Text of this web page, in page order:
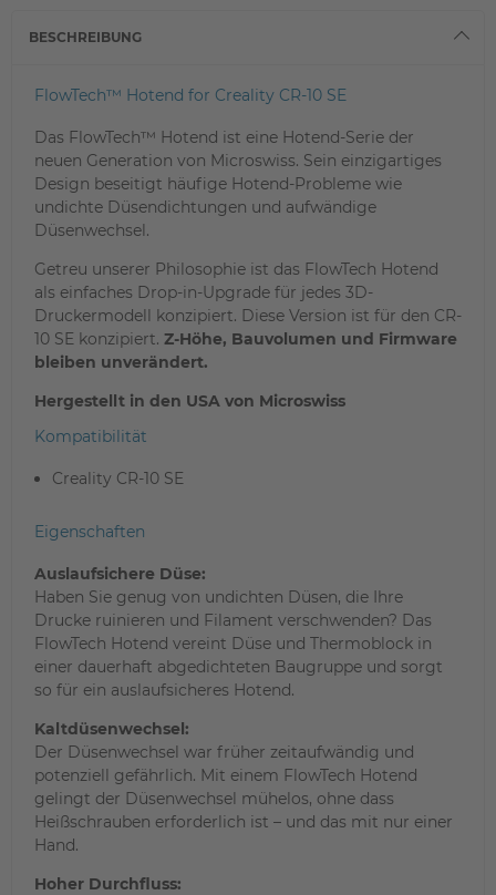
BESCHREIBUNG
FlowTech™ Hotend for Creality CR-10 SE
Das FlowTech™ Hotend ist eine Hotend-Serie der
neuen Generation von Microswiss. Sein einzigartiges
Design beseitigt häufige Hotend-Probleme wie
undichte Düsendichtungen und aufwändige
Düsenwechsel.
Getreu unserer Philosophie ist das FlowTech Hotend
als einfaches Drop-in-Upgrade für jedes 3D-
Druckermodell konzipiert. Diese Version ist für den CR-
10 SE konzipiert. Z-Höhe, Bauvolumen und Firmware
bleiben unverändert.
Hergestellt in den USA von Microswiss
Kompatibilität
Creality CR-10 SE
Eigenschaften
Auslaufsichere Düse:
Haben Sie genug von undichten Düsen, die Ihre
Drucke ruinieren und Filament verschwenden? Das
FlowTech Hotend vereint Düse und Thermoblock in
einer dauerhaft abgedichteten Baugruppe und sorgt
so für ein auslaufsicheres Hotend.
Kaltdüsenwechsel:
Der Düsenwechsel war früher zeitaufwändig und
potenziell gefährlich. Mit einem FlowTech Hotend
gelingt der Düsenwechsel mühelos, ohne dass
Heißschrauben erforderlich ist – und das mit nur einer
Hand.
Hoher Durchfluss: